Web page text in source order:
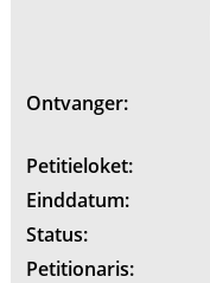
Ontvanger:
Petitieloket:
Einddatum:
Status:
Petitionaris: